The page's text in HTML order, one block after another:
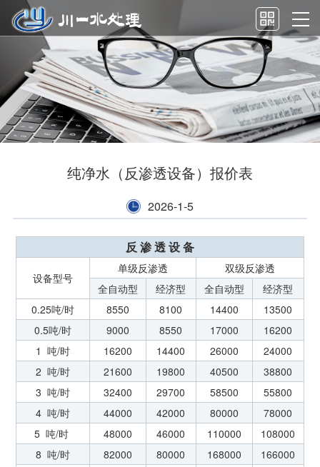
纯净水（反渗透设备）报价表
2026-1-5
反 渗 透 设 备
设备型号
单级反渗透
双级反渗透
全自动型
经济型 全自动型
经济型
0.25吨/时
8550 8100 14400
13500
0.5吨/时
9000 8550 17000
16200
1 吨/时
16200 14400 26000
24000
2 吨/时
21600 19800 40500
38800
3 吨/时
32400 29700 58500
55800
4 吨/时
44000 42000 80000
78000
5 吨/时
48000 46000 110000
108000
8 吨/时
82000 80000 168000
166000